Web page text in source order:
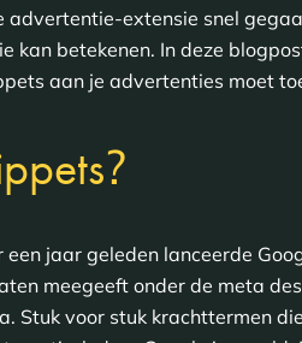
advertentie-extensie snel
kan betekenen. In deze
aan je advertenties moet
?
jaar geleden lanceerde
meegeeft onder de meta
Stuk voor stuk krachttermen